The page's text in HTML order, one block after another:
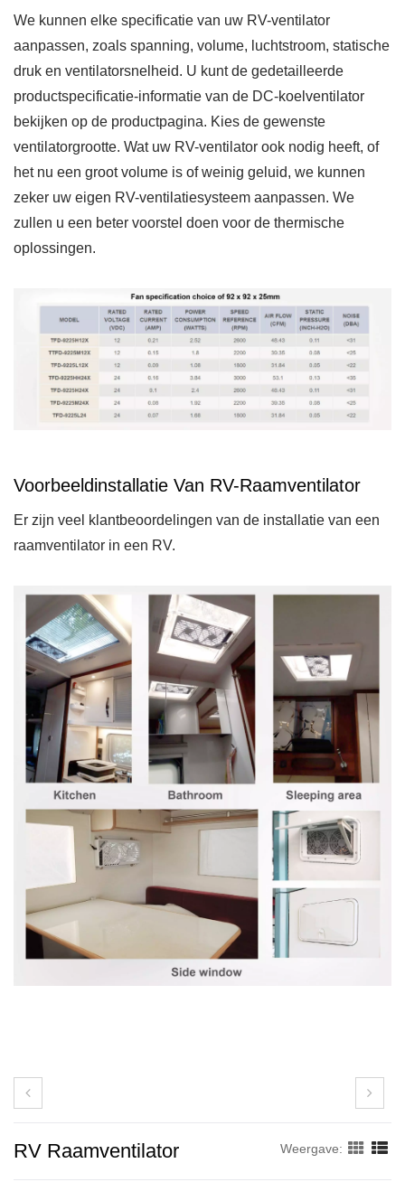
We kunnen elke specificatie van uw RV-ventilator
aanpassen, zoals spanning, volume, luchtstroom, statische
druk en ventilatorsnelheid. U kunt de gedetailleerde
productspecificatie-informatie van de DC-koelventilator
bekijken op de productpagina. Kies de gewenste
ventilatorgrootte. Wat uw RV-ventilator ook nodig heeft, of
het nu een groot volume is of weinig geluid, we kunnen
zeker uw eigen RV-ventilatiesysteem aanpassen. We
zullen u een beter voorstel doen voor de thermische
oplossingen.
Voorbeeldinstallatie Van RV-Raamventilator
Er zijn veel klantbeoordelingen van de installatie van een
raamventilator in een RV.
RV Raamventilator Weergave: